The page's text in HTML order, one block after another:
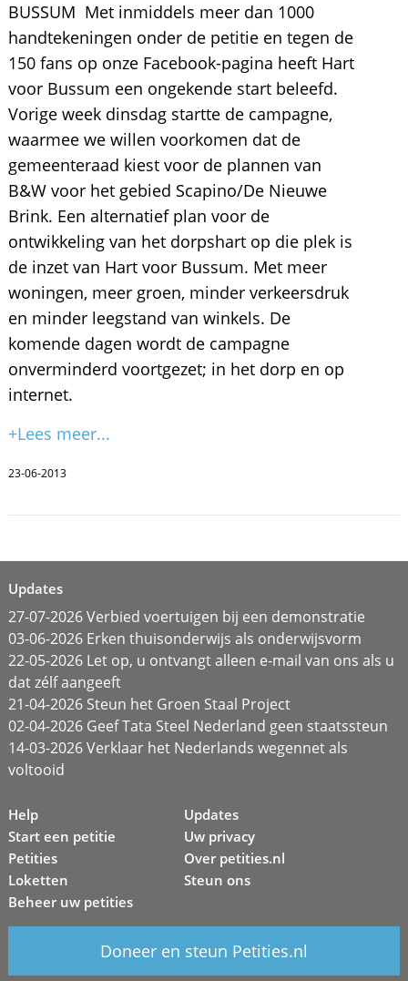
BUSSUM  Met inmiddels meer dan 1000
handtekeningen onder de petitie en tegen de
150 fans op onze Facebook-pagina heeft Hart
voor Bussum een ongekende start beleefd.
Vorige week dinsdag startte de campagne,
waarmee we willen voorkomen dat de
gemeenteraad kiest voor de plannen van
B&W voor het gebied Scapino/De Nieuwe
Brink. Een alternatief plan voor de
ontwikkeling van het dorpshart op die plek is
de inzet van Hart voor Bussum. Met meer
woningen, meer groen, minder verkeersdruk
en minder leegstand van winkels. De
komende dagen wordt de campagne
onverminderd voortgezet; in het dorp en op
internet.
+Lees meer...
23-06-2013
Updates
27-07-2026 Verbied voertuigen bij een demonstratie
03-06-2026 Erken thuisonderwijs als onderwijsvorm
22-05-2026 Let op, u ontvangt alleen e-mail van ons als u
dat zélf aangeeft
21-04-2026 Steun het Groen Staal Project
02-04-2026 Geef Tata Steel Nederland geen staatssteun
14-03-2026 Verklaar het Nederlands wegennet als
voltooid
Help
Start een petitie
Petities
Loketten
Beheer uw petities
Updates
Uw privacy
Over petities.nl
Steun ons
Doneer en steun Petities.nl